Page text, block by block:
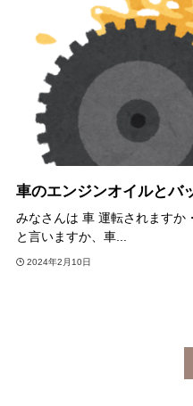
車のエンジンオイルとバ
みなさんは 車 運転されます
と言いますか、車...
2024年2月10日